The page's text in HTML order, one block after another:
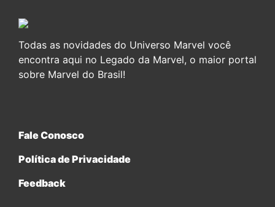
Todas as novidades do Universo Marvel você
encontra aqui no Legado da Marvel, o maior portal
sobre Marvel do Brasil!
Fale Conosco
Política de Privacidade
Feedback